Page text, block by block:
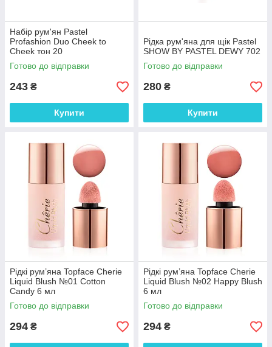
Набір рум'ян Pastel
Profashion Duo Cheek to
Cheek тон 20
Готово до відправки
243 ₴
Купити
Рідка рум'яна для щік Pastel
SHOW BY PASTEL DEWY 702
Готово до відправки
280 ₴
Купити
Рідкі рум’яна Topface Cherie
Liquid Blush №01 Cotton
Candy 6 мл
Готово до відправки
294 ₴
Рідкі рум’яна Topface Cherie
Liquid Blush №02 Happy Blush
6 мл
Готово до відправки
294 ₴